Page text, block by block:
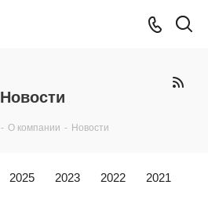
Новости
- О компании - Новости
2025 2023 2022 2021